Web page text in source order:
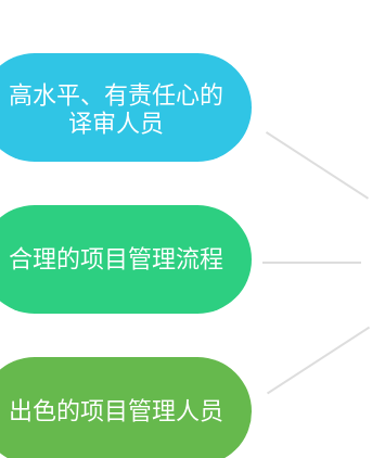
高水平、有责任心的
译审人员
合理的项目管理流程
出色的项目管理人员